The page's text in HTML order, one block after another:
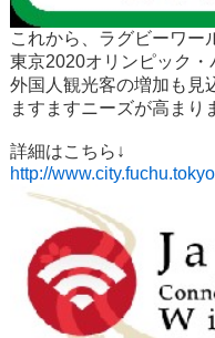
これから、ラグビーワー
東京2020オリンピック
外国人観光客の増加も見
ますますニーズが高まり
詳細はこちら↓
http://